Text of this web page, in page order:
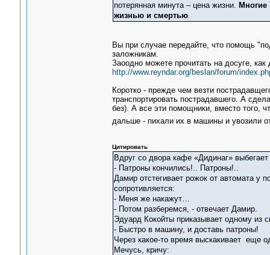
потерянная минута – цена жизни. Многие
жизнью и смертью.
Вы при случае передайте, что помощь
заложникам.
Заоодно можете прочитать на досуге,
http://www.reyndar.org/beslan/forum/
Коротко - прежде чем везти
транспортировать пострадавшего. А
без). А все эти помощники, вместо того,
дальше - пихали их в машины и увозили
Цитировать
Вдруг со двора кафе «Дидинаг»
- Патроны кончились!.. Патроны!..
Дамир отстегивает рожок от автомата у
сопротивляется:
- Меня же накажут…
- Потом разберемся, - отвечает Дамир.
Эдуард Кокойты приказывает одному из
- Быстро в машину, и доставь патроны!
Через какое-то время выскакивает еще
Мечусь, кричу: